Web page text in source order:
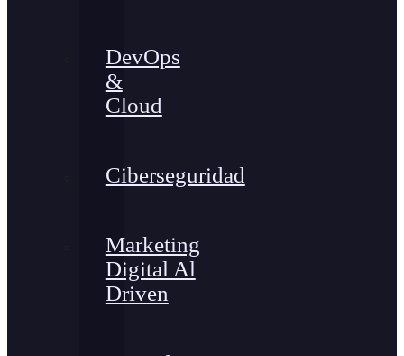
DevOps
&
Cloud
Ciberseguridad
Marketing
Digital Al
Driven